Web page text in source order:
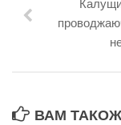
ВАМ